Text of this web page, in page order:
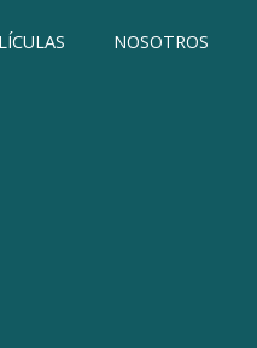
NOSOTROS